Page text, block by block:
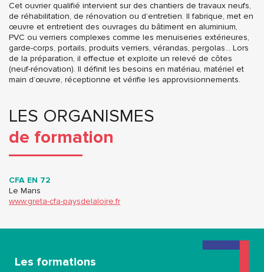
Cet ouvrier qualifié intervient sur des chantiers de travaux neufs,
de réhabilitation, de rénovation ou d’entretien. Il fabrique, met en
œuvre et entretient des ouvrages du bâtiment en aluminium,
PVC ou verriers complexes comme les menuiseries extérieures,
garde-corps, portails, produits verriers, vérandas, pergolas… Lors
de la préparation, il effectue et exploite un relevé de côtes
(neuf-rénovation). Il définit les besoins en matériau, matériel et
main d’œuvre, réceptionne et vérifie les approvisionnements.
LES ORGANISMES
de formation
CFA EN 72
Le Mans
www.greta-cfa-paysdelaloire.fr
Les formations